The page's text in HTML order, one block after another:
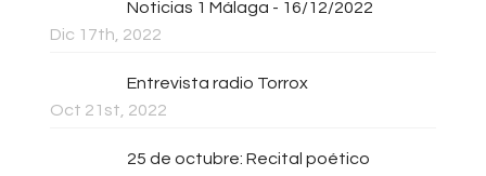
Noticias 1 Málaga - 16/12/2022
Dic 17th, 2022
Entrevista radio Torrox
Oct 21st, 2022
25 de octubre: Recital poético